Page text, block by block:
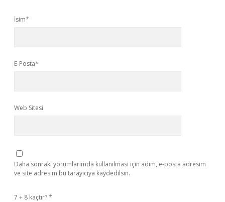
İsim*
E-Posta*
Web Sitesi
Daha sonraki yorumlarımda kullanılması için adım, e-posta adresim
ve site adresim bu tarayıcıya kaydedilsin.
7 + 8 kaçtır?*